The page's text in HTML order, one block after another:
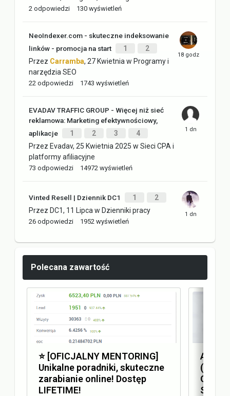
2 odpowiedzi 130 wyświetleń
NeoIndexer.com - skuteczne indeksowanie
linków - promocja na start
1
2
Przez Carramba, 27 Kwietnia w Programy i
narzędzia SEO
22 odpowiedzi 1743 wyświetleń
EVADAV TRAFFIC GROUP - Więcej niż sieć
reklamowa: Marketing efektywnościowy,
aplikacje
1 2 3
4
Przez Evadav, 25 Kwietnia 2025 w Sieci CPA i
platformy afiliacyjne
73 odpowiedzi 14972 wyświetleń
Vinted Resell | Dziennik DC1 1
2
Przez DC1, 11 Lipca w Dzienniki pracy
26 odpowiedzi 1952 wyświetleń
Polecana zawartość
⭐️ [OFICJALNY MENTORING]
Unikalne poradniki, skuteczne
zarabianie online! Dostęp
LIFETIME!
(AEO)
SEO